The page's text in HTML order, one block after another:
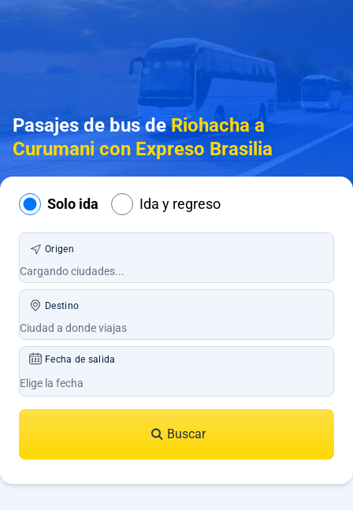
Pasajes de bus deRiohacha a
Curumani con Expreso Brasilia
Solo ida Ida y regreso
Origen
Destino
Fecha de salida
Buscar